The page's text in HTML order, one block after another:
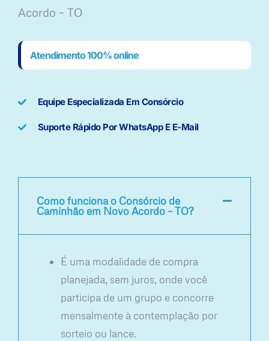
Acordo – TO
Atendimento 100% online
Equipe Especializada Em Consórcio
Suporte Rápido Por WhatsApp E E-Mail
Como funciona o Consórcio de
Caminhão em Novo Acordo – TO?
É uma modalidade de compra
planejada, sem juros, onde você
participa de um grupo e concorre
mensalmente à contemplação por
sorteio ou lance.